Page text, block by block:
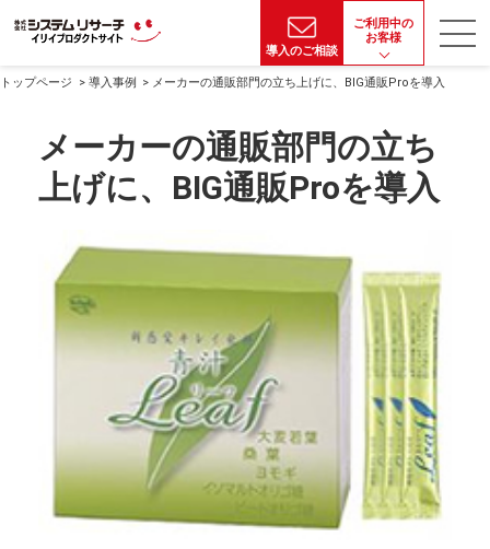
導入のご相談
ご利用中の
お客様
トップページ 導入事例 メーカーの通販部門の立ち上げに、BIG通販Proを導入
メーカーの通販部門の立ち
上げに、BIG通販Proを導入